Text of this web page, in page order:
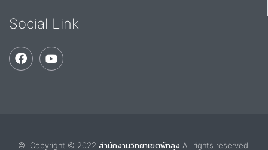
Social Link
© Copyright © 2022 สำนักงานวิทยาเขตพัทลุง All rights reserved.